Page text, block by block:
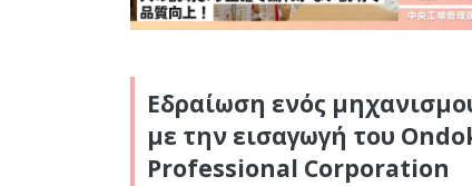
Εδραίωση ενός
με την εισαγωγή του
Professional Corporation